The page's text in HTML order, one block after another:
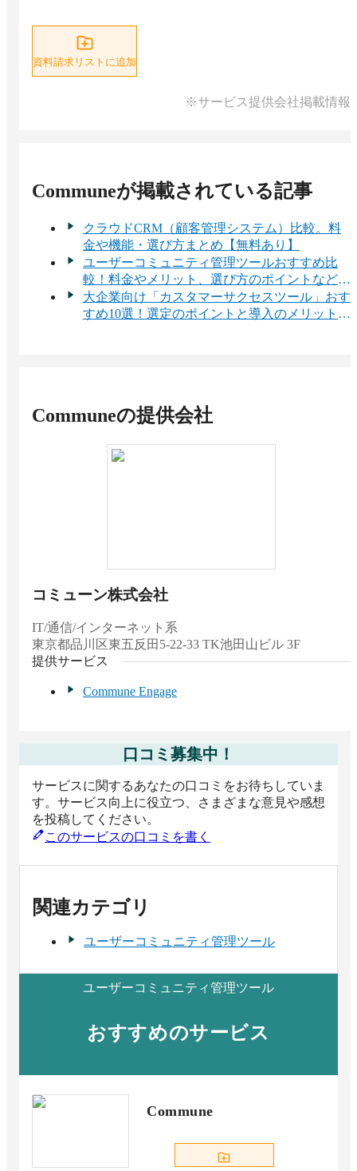
資料請求リストに追加
※サービス提供会社掲載情報
Communeが掲載されている記事
クラウドCRM（顧客管理システム）比較。料
金や機能・選び方まとめ【無料あり】
ユーザーコミュニティ管理ツールおすすめ比
較！料金やメリット、選び方のポイントなどを
解説
大企業向け「カスタマーサクセスツール」おす
すめ10選！選定のポイントと導入のメリットを
Communeの提供会社
コミューン株式会社
IT/通信/インターネット系
東京都品川区東五反田5-22-33 TK池田山ビル 3F
提供サービス
Commune Engage
口コミ募集中！
サービスに関するあなたの口コミをお待ちしていま
す。サービス向上に役立つ、さまざまな意見や感想
を投稿してください。
このサービスの口コミを書く
関連カテゴリ
ユーザーコミュニティ管理ツール
ユーザーコミュニティ管理ツール
おすすめのサービス
Commune